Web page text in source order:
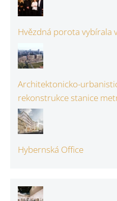
Hvězdná porota vybírala
Architektonicko-
rekonstrukce stanice
Hybernská Office